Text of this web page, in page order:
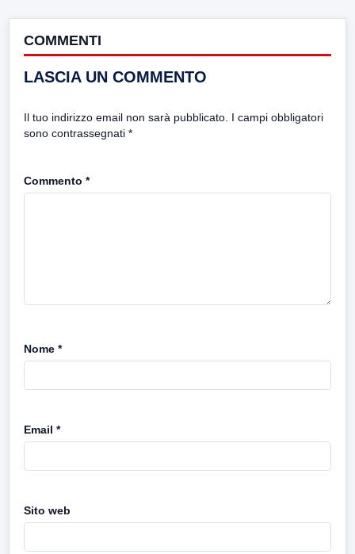
COMMENTI
LASCIA UN COMMENTO
Il tuo indirizzo email non sarà pubblicato. I campi obbligatori
sono contrassegnati *
Commento *
Nome *
Email *
Sito web